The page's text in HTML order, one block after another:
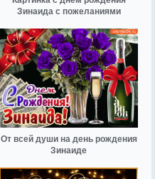
Зинаида с пожеланиями
От всей души на день рождения
Зинаиде